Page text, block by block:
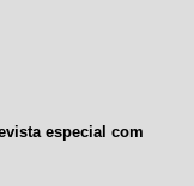
especial com